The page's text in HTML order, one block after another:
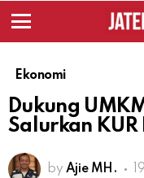
Ekonomi
Dukung
Salurkan
by Ajie MH.